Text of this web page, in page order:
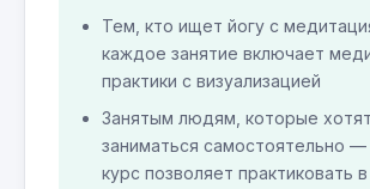
Тем, кто ищет йогу с
каждое занятие включает
практики с визуализацией
Занятым людям, которые хотят
заниматься самостоятельно —
курс позволяет практиковать